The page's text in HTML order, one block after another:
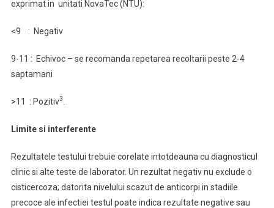
exprimat in unitati NovaTec (NTU):
<9 : Negativ
9-11 : Echivoc – se recomanda repetarea recoltarii peste 2-4
saptamani
>11 : Pozitiv3
Limite si interferente
Rezultatele testului trebuie corelate intotdeauna cu diagnosticul
clinic si alte teste de laborator. Un rezultat negativ nu exclude o
cisticercoza; datorita nivelului scazut de anticorpi in stadiile
precoce ale infectiei testul poate indica rezultate negative sau